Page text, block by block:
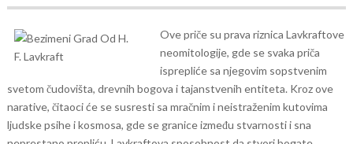
Ove priče su prava riznica Lavkraftove
neomitologije, gde se svaka priča
isprepliće sa njegovim sopstvenim
svetom čudovišta, drevnih bogova i tajanstvenih entiteta. Kroz ove
narative, čitaoci će se susresti sa mračnim i neistraženim kutovima
ljudske psihe i kosmosa, gde se granice između stvarnosti i sna